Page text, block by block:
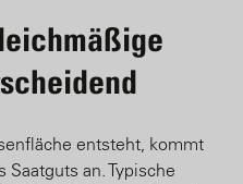
entsteht, kommt
Saatguts an. Typische